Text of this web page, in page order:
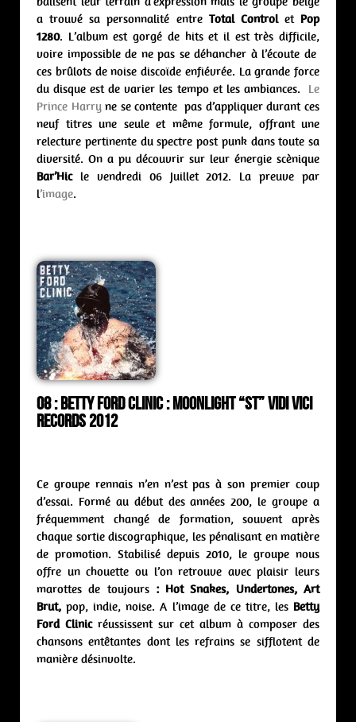
a trouvé sa personnalité entre Total Controlet Pop
1280. L’album est gorgé de hits et il est très difficile,
voire impossible de ne pas se déhancher à l’écoute de
ces brûlots de noise discoïde enfiévrée. La grande force
du disque est de varier les tempo et les ambiances. Le
Prince Harry ne se contente pas d’appliquer durant ces
neuf titres une seule et même formule, offrant une
relecture pertinente du spectre post punk dans toute sa
diversité. On a pu découvrir sur leur énergie scènique
Bar’Hicle vendredi 06 Juillet 2012. La preuve par
l’image.
08 : Betty Ford Clinic : moonlight “st” Vidi Vici
Records 2012
Ce groupe rennais n’en n’est pas à son premier coup
d’essai. Formé au début des années 200, le groupe a
fréquemment changé de formation, souvent après
chaque sortie discographique, les pénalisant en matière
de promotion. Stabilisé depuis 2010, le groupe nous
offre un chouette ou l’on retrouve avec plaisir leurs
marottes de toujours : Hot Snakes, Undertones, Art
Brut, pop, indie, noise. A l’image de ce titre, les Betty
Ford Clinicréussissent sur cet album à composer des
chansons entêtantes dont les refrains se sifflotent de
manière désinvolte.